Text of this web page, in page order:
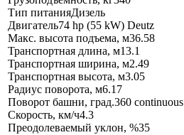
Тип питанияДизель
Двигатель74 hp (55 kW) Deutz
Макс. высота подъема, м36.58
Транспортная длина, м13.1
Транспортная ширина, м2.49
Транспортная высота, м3.05
Радиус поворота, м6.17
Поворот башни, град.360 continuous
Скорость, км/ч4.3
Преодолеваемый уклон, %35